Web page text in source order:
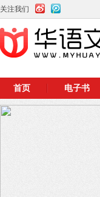
关注我们
首页 电子书